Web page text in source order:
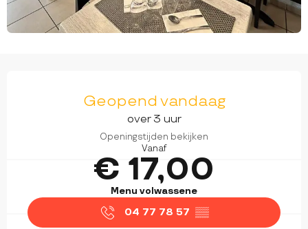
Geopend vandaag
over 3 uur
Openingstijden bekijken
Vanaf
€ 17,00
Menu volwassene
04 77 78 57 ▒▒